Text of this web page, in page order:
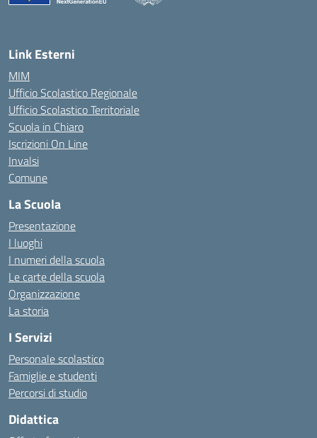
Link Esterni
MIM
Ufficio Scolastico Regionale
Ufficio Scolastico Territoriale
Scuola in Chiaro
Iscrizioni On Line
Invalsi
Comune
La Scuola
Presentazione
I luoghi
I numeri della scuola
Le carte della scuola
Organizzazione
La storia
I Servizi
Personale scolastico
Famiglie e studenti
Percorsi di studio
Didattica